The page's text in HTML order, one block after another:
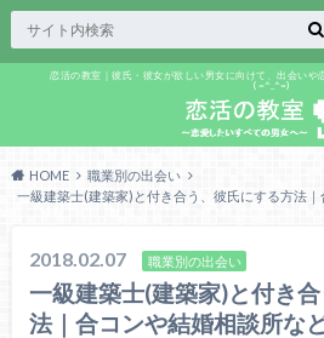
恋活の教室｜彼氏・彼女が欲しい男女に向けて、出会いや
(=^_^=)
HOME
職業別の出会い
一級建築士(建築家)と付き合う、彼氏にする方法
2018.02.07 職業別の出会い
一級建築士(建築家)と付き
法｜合コンや結婚相談所な